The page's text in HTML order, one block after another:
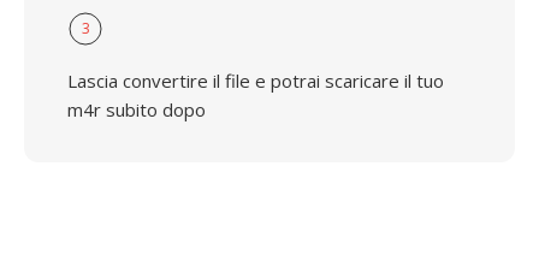
3
Lascia convertire il file e potrai scaricare il tuo
m4r subito dopo